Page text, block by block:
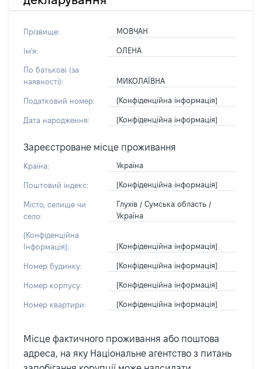
Прізвище: МОВЧАН
Ім'я: ОЛЕНА
По батькові (за
наявності):
МИКОЛАЇВНА
Податковий номер: [Конфіденційна інформація]
Дата народження: [Конфіденційна інформація]
Зареєстроване місце проживання
Країна: Україна
Поштовий індекс: [Конфіденційна інформація]
Місто, селище чи
село:
Глухів / Сумська область /
Україна
[Конфіденційна
Інформація]:
[Конфіденційна інформація]
Номер будинку: [Конфіденційна інформація]
Номер корпусу: [Конфіденційна інформація]
Номер квартири: [Конфіденційна інформація]
Місце фактичного проживання або поштова
адреса, на яку Національне агентство з питань